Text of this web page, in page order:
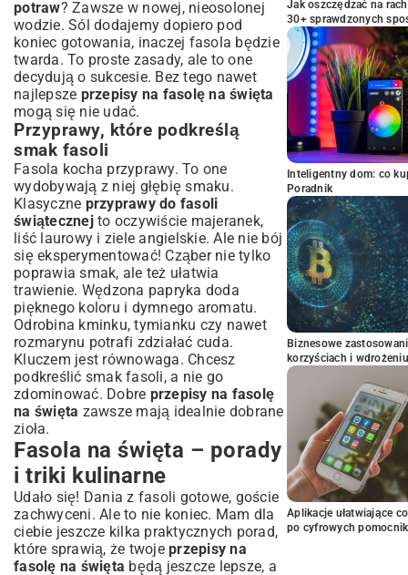
potraw? Zawsze w nowej, nieosolonej
wodzie. Sól dodajemy dopiero pod
koniec gotowania, inaczej fasola będzie
twarda. To proste zasady, ale to one
decydują o sukcesie. Bez tego nawet
najlepsze przepisy na fasolę na święta
mogą się nie udać.
Przyprawy, które podkreślą
smak fasoli
Fasola kocha przyprawy. To one
wydobywają z niej głębię smaku.
Klasyczne przyprawy do fasoli
świątecznejto oczywiście majeranek,
liść laurowy i ziele angielskie. Ale nie bój
się eksperymentować! Cząber nie tylko
poprawia smak, ale też ułatwia
trawienie. Wędzona papryka doda
pięknego koloru i dymnego aromatu.
Odrobina kminku, tymianku czy nawet
rozmarynu potrafi zdziałać cuda.
Kluczem jest równowaga. Chcesz
podkreślić smak fasoli, a nie go
zdominować. Dobre przepisy na fasolę
na święta zawsze mają idealnie dobrane
zioła.
Fasola na święta – porady
i triki kulinarne
Udało się! Dania z fasoli gotowe, goście
zachwyceni. Ale to nie koniec. Mam dla
ciebie jeszcze kilka praktycznych porad,
które sprawią, że twoje przepisy na
fasolę na święta będą jeszcze lepsze, a
Jak oszczędzać na
30+ sprawdzonych
Inteligentny dom: co
Poradnik
Biznesowe
korzyściach i wdrożeniu
Aplikacje ułatwiające
po cyfrowych